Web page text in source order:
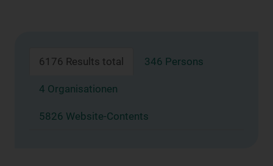
6176 Results total 346 Persons
4 Organisationen
5826 Website-Contents